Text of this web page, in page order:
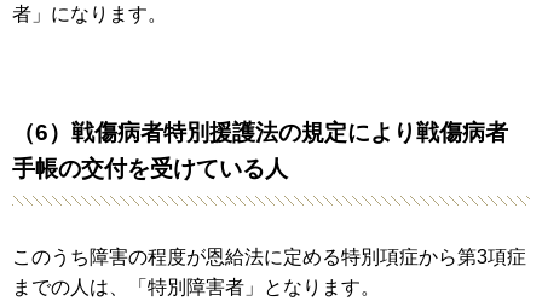
者」になります。
（6）戦傷病者特別援護法の規定により戦傷病者
手帳の交付を受けている人
このうち障害の程度が恩給法に定める特別項症から第3項症
までの人は、「特別障害者」となります。